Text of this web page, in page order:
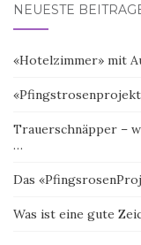
NEUESTE
«Hotelzimmer» mit
Trauerschnäpper –
…
Das
Was ist eine gute